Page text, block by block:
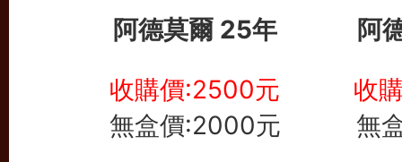
阿德莫爾 25年
阿
收購價:2500元
無盒價:2000元
收
無